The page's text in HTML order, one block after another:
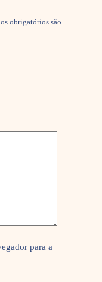
obrigatórios são
para a